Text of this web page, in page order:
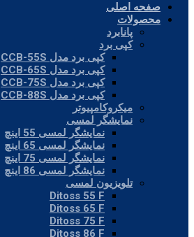
صفحه اصلی
محصولات
پانابرد
کپی برد
کپی برد مدل CCB-55S
کپی برد مدل CCB-65S
کپی برد مدل CCB-75S
کپی برد مدل CCB-88S
میکروکامپیوتر
نمایشگر لمسی
نمایشگر لمسی 55 اینچ
نمایشگر لمسی 65 اینچ
نمایشگر لمسی 75 اینچ
نمایشگر لمسی 86 اینچ
تلویزیون لمسی
Ditoss 55 F
Ditoss 65 F
Ditoss 75 F
Ditoss 86 F